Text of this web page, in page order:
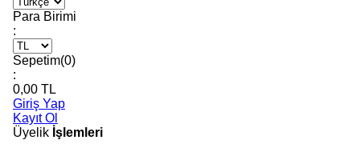
Para Birimi
:
Sepetim(0)
:
0,00 TL
Giriş Yap
Kayıt Ol
Üyelik İşlemleri